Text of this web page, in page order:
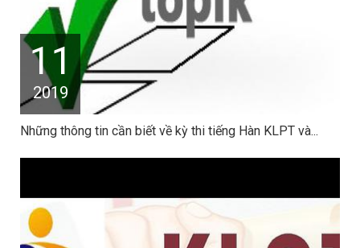
11
2019
Những thông tin cần biết về kỳ thi tiếng Hàn KLPT và...